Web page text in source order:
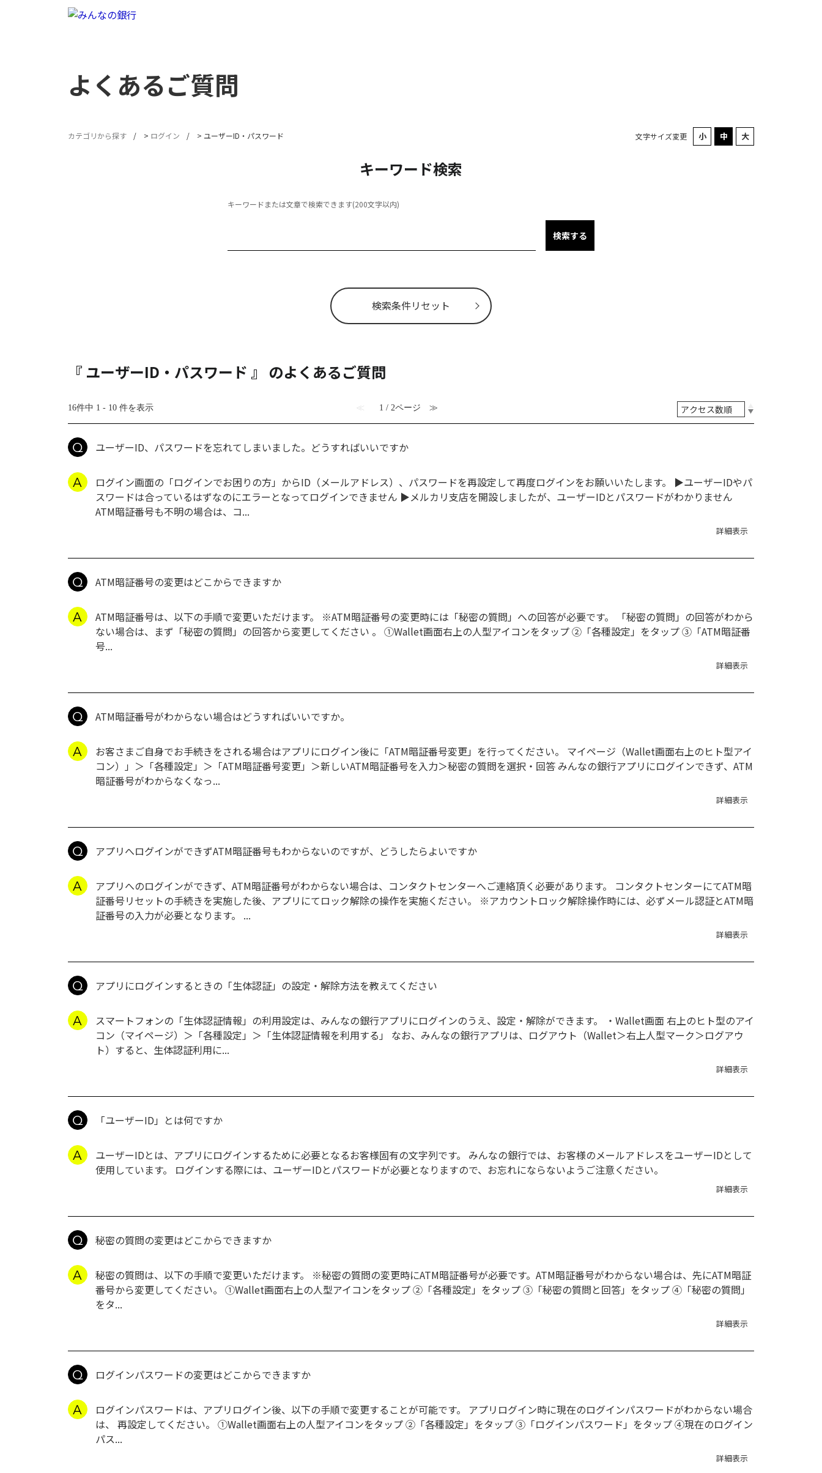
よくあるご質問
文字サイズ変更
カテゴリから探す > ログイン > ユーザーID・パスワード
キーワード検索
キーワードまたは文章で検索できます(200文字以内)
検索条件リセット
『 ユーザーID・パスワード 』 のよくあるご質問
16件中 1 - 10 件を表示 ≪ 1 / 2ページ ≫
ユーザーID、パスワードを忘れてしまいました。どうすればいいですか
ログイン画面の「ログインでお困りの方」からID（メールアドレス）、パスワードを再設定して再度ログインをお願いいたします。 ▶ユーザーIDやパ
スワードは合っているはずなのにエラーとなってログインできません ▶メルカリ支店を開設しましたが、ユーザーIDとパスワードがわかりません
ATM暗証番号も不明の場合は、コ...
詳細表示
ATM暗証番号の変更はどこからできますか
ATM暗証番号は、以下の手順で変更いただけます。 ※ATM暗証番号の変更時には「秘密の質問」への回答が必要です。 「秘密の質問」の回答がわから
ない場合は、まず「秘密の質問」の回答から変更してください 。 ①Wallet画面右上の人型アイコンをタップ ②「各種設定」をタップ ③「ATM暗証番
号...
詳細表示
ATM暗証番号がわからない場合はどうすればいいですか。
お客さまご自身でお手続きをされる場合はアプリにログイン後に「ATM暗証番号変更」を行ってください。 マイページ（Wallet画面右上のヒト型アイ
コン）」＞「各種設定」＞「ATM暗証番号変更」＞新しいATM暗証番号を入力＞秘密の質問を選択・回答 みんなの銀行アプリにログインできず、ATM
暗証番号がわからなくなっ...
詳細表示
アプリへログインができずATM暗証番号もわからないのですが、どうしたらよいですか
アプリへのログインができず、ATM暗証番号がわからない場合は、コンタクトセンターへご連絡頂く必要があります。 コンタクトセンターにてATM暗
証番号リセットの手続きを実施した後、アプリにてロック解除の操作を実施ください。 ※アカウントロック解除操作時には、必ずメール認証とATM暗
証番号の入力が必要となります。 ...
詳細表示
アプリにログインするときの「生体認証」の設定・解除方法を教えてください
スマートフォンの「生体認証情報」の利用設定は、みんなの銀行アプリにログインのうえ、設定・解除ができます。 ・Wallet画面 右上のヒト型のアイ
コン（マイページ）＞「各種設定」＞「生体認証情報を利用する」 なお、みんなの銀行アプリは、ログアウト（Wallet＞右上人型マーク＞ログアウ
ト）すると、生体認証利用に...
詳細表示
「ユーザーID」とは何ですか
ユーザーIDとは、アプリにログインするために必要となるお客様固有の文字列です。 みんなの銀行では、お客様のメールアドレスをユーザーIDとして
使用しています。 ログインする際には、ユーザーIDとパスワードが必要となりますので、お忘れにならないようご注意ください。
詳細表示
秘密の質問の変更はどこからできますか
秘密の質問は、以下の手順で変更いただけます。 ※秘密の質問の変更時にATM暗証番号が必要です。ATM暗証番号がわからない場合は、先にATM暗証
番号から変更してください。 ①Wallet画面右上の人型アイコンをタップ ②「各種設定」をタップ ③「秘密の質問と回答」をタップ ④「秘密の質問」
をタ...
詳細表示
ログインパスワードの変更はどこからできますか
ログインパスワードは、アプリログイン後、以下の手順で変更することが可能です。 アプリログイン時に現在のログインパスワードがわからない場合
は、 再設定してください。 ①Wallet画面右上の人型アイコンをタップ ②「各種設定」をタップ ③「ログインパスワード」をタップ ④現在のログイン
パス...
詳細表示